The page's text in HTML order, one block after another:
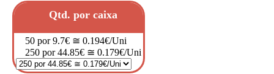
Qtd. por caixa
50 por 9.7€ ≅ 0.194€/Uni
250 por 44.85€ ≅ 0.179€/Uni